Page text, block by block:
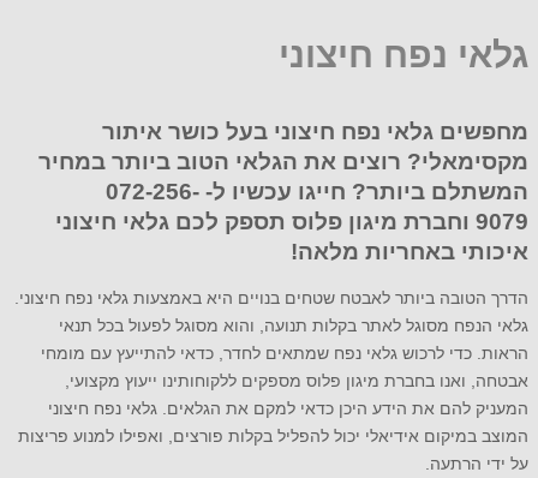
גלאי נפח חיצוני
מחפשים גלאי נפח חיצוני בעל כושר איתור
מקסימאלי? רוצים את הגלאי הטוב ביותר במחיר
המשתלם ביותר? חייגו עכשיו ל- 072-256-
9079 וחברת מיגון פלוס תספק לכם גלאי חיצוני
איכותי באחריות מלאה!
הדרך הטובה ביותר לאבטח שטחים בנויים היא באמצעות גלאי נפח חיצוני.
גלאי הנפח מסוגל לאתר בקלות תנועה, והוא מסוגל לפעול בכל תנאי
הראות. כדי לרכוש גלאי נפח שמתאים לחדר, כדאי להתייעץ עם מומחי
אבטחה, ואנו בחברת מיגון פלוס מספקים ללקוחותינו ייעוץ מקצועי,
המעניק להם את הידע היכן כדאי למקם את הגלאים. גלאי נפח חיצוני
המוצב במיקום אידיאלי יכול להפליל בקלות פורצים, ואפילו למנוע פריצות
על ידי הרתעה.